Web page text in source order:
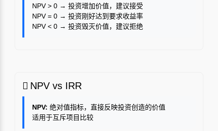
NPV > 0 → 投资增加价值，建议接受
NPV = 0 → 投资刚好达到要求收益率
NPV < 0 → 投资毁灭价值，建议拒绝
NPV vs IRR
NPV: 绝对值指标，直接反映投资创造的价值
适用于互斥项目比较